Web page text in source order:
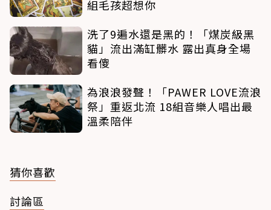
組毛孩超想你
洗了9遍水還是黑的！「煤炭級黑
貓」流出滿缸髒水 露出真身全場
看傻
為浪浪發聲！「PAWER LOVE流浪
祭」重返北流 18組音樂人唱出最
溫柔陪伴
猜你喜歡
討論區